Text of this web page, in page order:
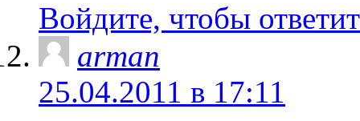
Войдите, чтобы
arman
25.04.2011 в 17:11